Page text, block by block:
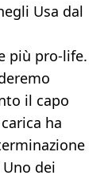
Usa dal
più pro-life.
il capo
ha
dei